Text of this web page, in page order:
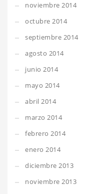
noviembre 2014
octubre 2014
septiembre 2014
agosto 2014
junio 2014
mayo 2014
abril 2014
marzo 2014
febrero 2014
enero 2014
diciembre 2013
noviembre 2013